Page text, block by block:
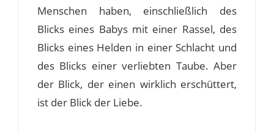
Menschen haben, einschließlich des
Blicks eines Babys mit einer Rassel, des
Blicks eines Helden in einer Schlacht und
des Blicks einer verliebten Taube. Aber
der Blick, der einen wirklich erschüttert,
ist der Blick der Liebe.